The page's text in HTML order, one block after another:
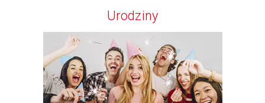
Urodziny